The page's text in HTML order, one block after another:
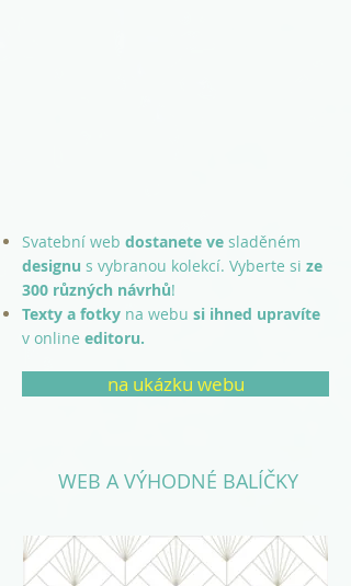
Svatební web dostanete ve sladěném
designu s vybranou kolekcí. Vyberte si ze
300 různých návrhů!
Texty a fotky na webu si ihned upravíte
v online editoru.
na ukázku webu
WEB A VÝHODNÉ BALÍČKY